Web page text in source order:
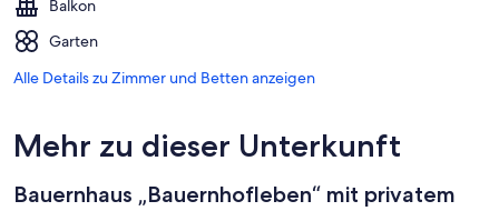
Balkon
Garten
Alle Details zu Zimmer und Betten anzeigen
Mehr zu dieser Unterkunft
Bauernhaus „Bauernhofleben“ mit privatem